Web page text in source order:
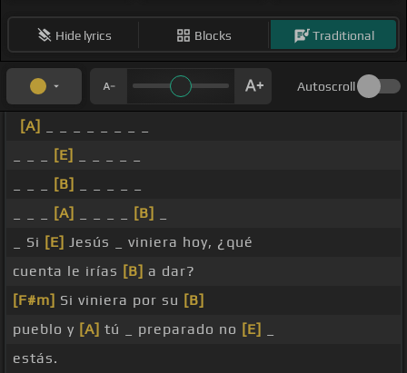
Hide lyrics Blocks Traditional
Autoscroll
[A]
[E]
[B]
[A] [B]
_ Si [E] Jesús _ viniera hoy, ¿qué
cuenta le irías [B] a dar?
[F#m] Si viniera por su [B]
pueblo y [A] tú _ preparado no [E]
estás.